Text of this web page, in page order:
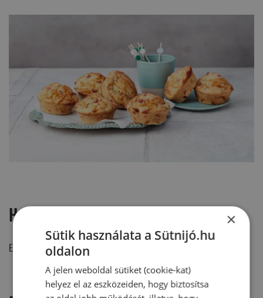
Hozzászólások
Ehhez a recepthez még nem érkezett hozzászólás.
×
Sütik használata a Sütnijó.hu
oldalon
A jelen weboldal sütiket (cookie-kat)
helyez el az eszközeiden, hogy biztosítsa